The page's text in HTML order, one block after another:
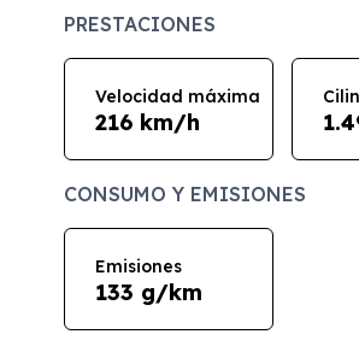
PRESTACIONES
Velocidad máxima
216 km/h
CONSUMO Y EMISIONES
Emisiones
133 g/km